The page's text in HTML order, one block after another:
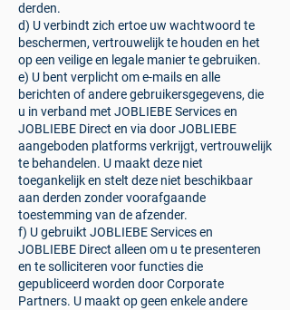
derden.
d) U verbindt zich ertoe uw wachtwoord te
beschermen, vertrouwelijk te houden en het
op een veilige en legale manier te gebruiken.
e) U bent verplicht om e-mails en alle
berichten of andere gebruikersgegevens, die
u in verband met JOBLIEBE Services en
JOBLIEBE Direct en via door JOBLIEBE
aangeboden platforms verkrijgt, vertrouwelijk
te behandelen. U maakt deze niet
toegankelijk en stelt deze niet beschikbaar
aan derden zonder voorafgaande
toestemming van de afzender.
f) U gebruikt JOBLIEBE Services en
JOBLIEBE Direct alleen om u te presenteren
en te solliciteren voor functies die
gepubliceerd worden door Corporate
Partners. U maakt op geen enkele andere